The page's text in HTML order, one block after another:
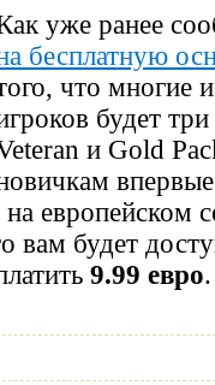
уже ранее
бесплатную
что многие
будет
и Gold
европейском
вам будет
9.99 евро